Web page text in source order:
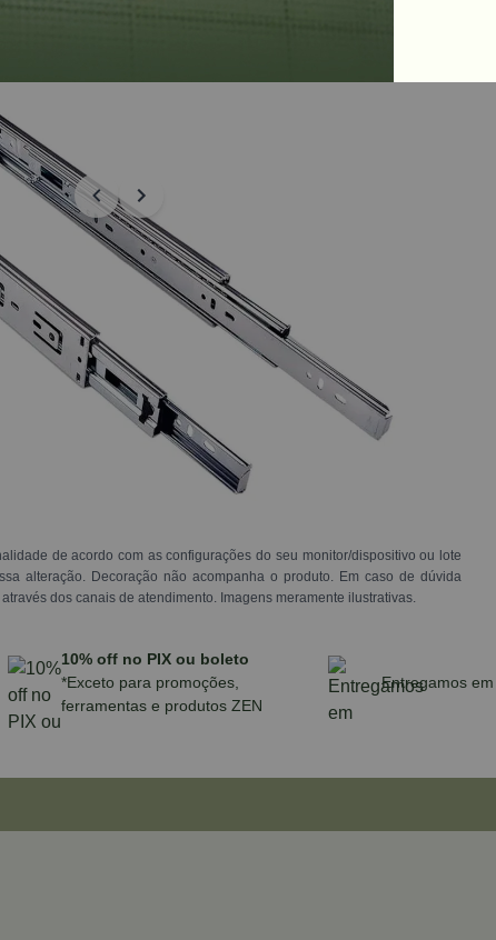
de acordo com as configurações do seu monitor/dispositivo ou lote
alteração. Decoração não acompanha o produto. Em caso de dúvida
dos canais de atendimento. Imagens meramente ilustrativas.
10% off no PIX ou boleto
*Exceto para promoções,
ferramentas e produtos ZEN
Entregamos em